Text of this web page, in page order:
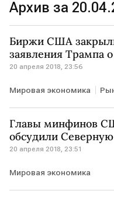
Архив за
Биржи США
заявления Трампа
20 апреля 2018, 23:56
Мировая экономика
Главы минфинов
обсудили
20 апреля 2018, 23:51
Мировая экономика